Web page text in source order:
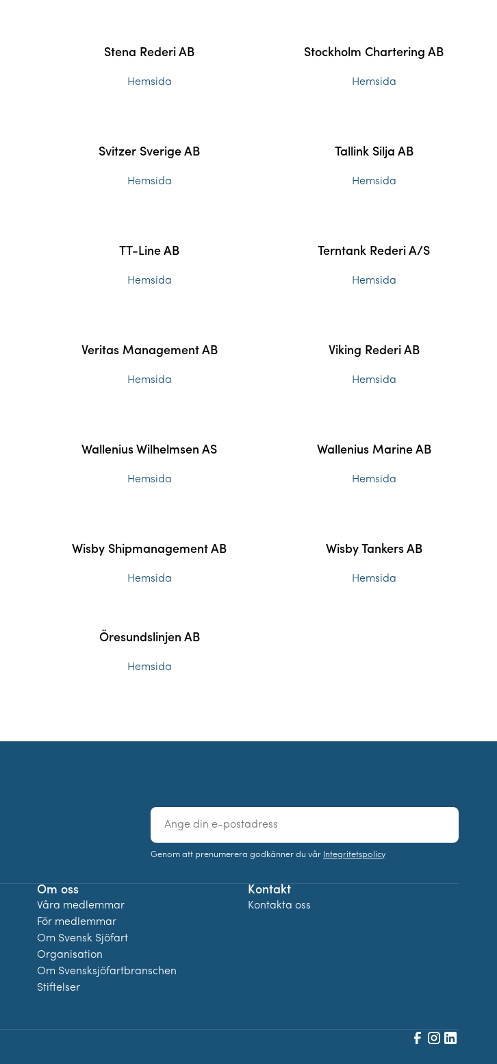
Stena Rederi AB
Hemsida
Stockholm Chartering AB
Hemsida
Svitzer Sverige AB
Hemsida
Tallink Silja AB
Hemsida
TT-Line AB
Hemsida
Terntank Rederi A/S
Hemsida
Veritas Management AB
Hemsida
Viking Rederi AB
Hemsida
Wallenius Wilhelmsen AS
Hemsida
Wallenius Marine AB
Hemsida
Wisby Shipmanagement AB
Hemsida
Wisby Tankers AB
Hemsida
Öresundslinjen AB
Hemsida
E-
post
Genom att prenumerera godkänner du vår Integritetspolicy
Om oss
Våra medlemmar
För medlemmar
Om Svensk Sjöfart
Organisation
Om Svensksjöfartbranschen
Stiftelser
Kontakt
Kontakta oss